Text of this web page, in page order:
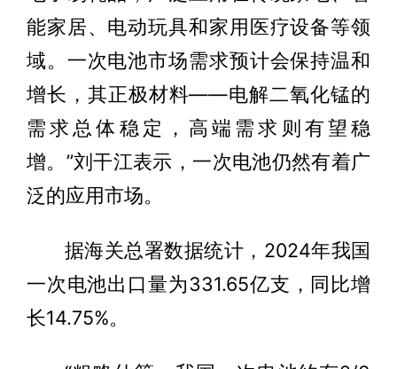
能家居、电动玩具和家用医疗设备等领
域。一次电池市场需求预计会保持温和
增长，其正极材料——电解二氧化锰的
需求总体稳定，高端需求则有望稳
增。”刘干江表示，一次电池仍然有着广
泛的应用市场。
据海关总署数据统计，2024年我国
一次电池出口量为331.65亿支，同比增
长14.75%。